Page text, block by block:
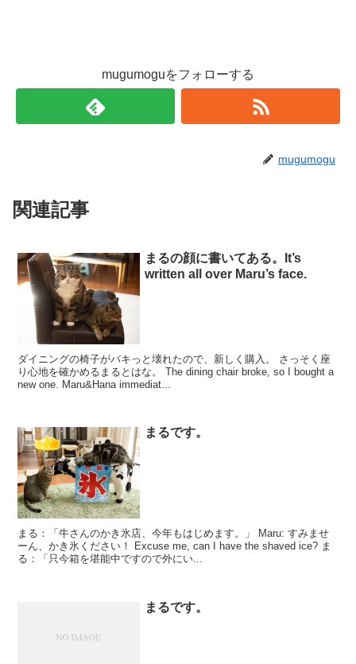
mugumoguをフォローする
mugumogu
関連記事
まるの顔に書いてある。It’s
written all over Maru’s face.
ダイニングの椅子がバキっと壊れたので、新しく購入。 さっそく座
り心地を確かめるまるとはな。 The dining chair broke, so I bought a
new one. Maru&Hana immediat...
まるです。
まる：「牛さんのかき氷店、今年もはじめます。」 Maru: すみませ
ーん、かき氷ください！ Excuse me, can I have the shaved ice? ま
る：「只今箱を堪能中ですので外にい...
まるです。